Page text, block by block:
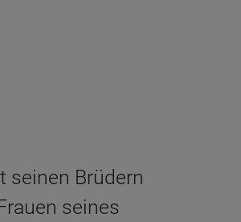
seinen Brüdern
seines